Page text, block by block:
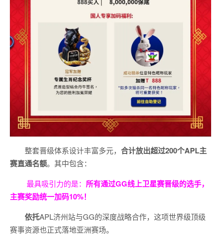
整套晋级体系设计丰富多元， 合计放出超过200个APL主
赛直通名额。其中包含：
最具吸引力的是： 所有通过GG线上卫星赛晋级的选手，
主赛奖励统一加码10%！
依托APL济州站与GG的深度战略合作，这项世界级顶级
赛事资源也正式落地亚洲赛场。